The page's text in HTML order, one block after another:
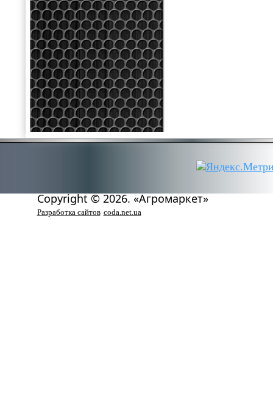
Copyright © 2026. «Агромаркет»
Разработка сайтов coda.net.ua